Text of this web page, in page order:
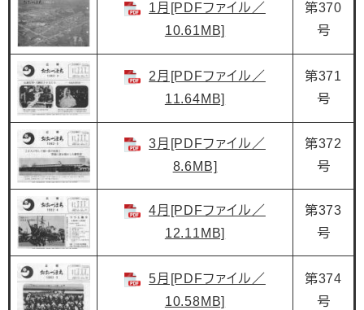
1月[PDFファイル／
10.61MB]
第370
号
2月[PDFファイル／
11.64MB]
第371
号
3月[PDFファイル／
8.6MB]
第372
号
4月[PDFファイル／
12.11MB]
第373
号
5月[PDFファイル／
10.58MB]
第374
号